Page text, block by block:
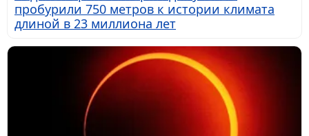
пробурили 750 метров к истории климата
длиной в 23 миллиона лет